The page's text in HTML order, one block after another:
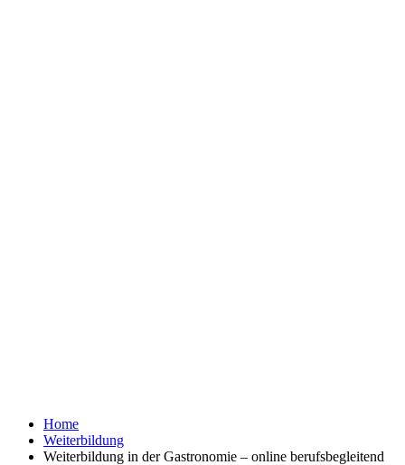
Home
Weiterbildung
Weiterbildung in der Gastronomie – online berufsbegleitend